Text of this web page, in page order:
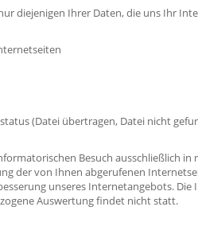
diejenigen Ihrer Daten, die uns Ihr
(Datei übertragen, Datei nicht
Besuch ausschließlich in
der von Ihnen abgerufenen
unseres Internetangebots. Die
Auswertung findet nicht statt.